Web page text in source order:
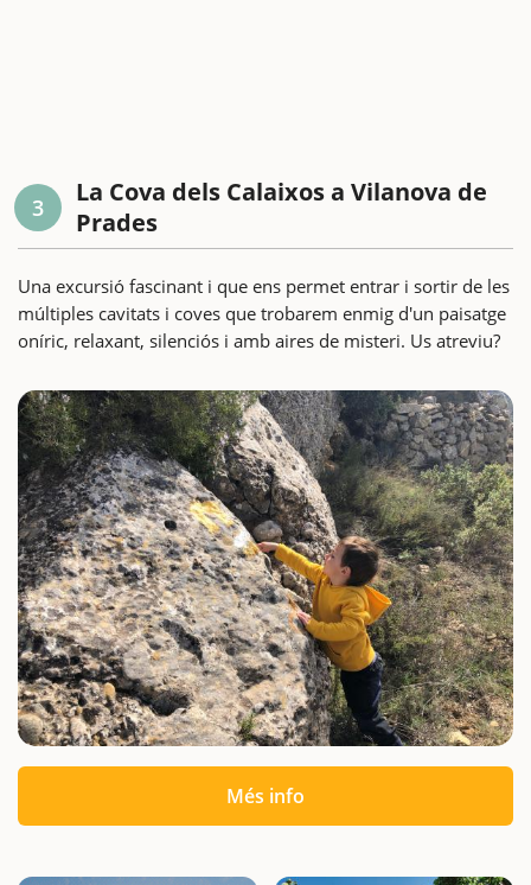
3
La Cova dels Calaixos a Vilanova de
Prades
Una excursió fascinant i que ens permet entrar i sortir de les
múltiples cavitats i coves que trobarem enmig d'un paisatge
oníric, relaxant, silenciós i amb aires de misteri. Us atreviu?
Més info